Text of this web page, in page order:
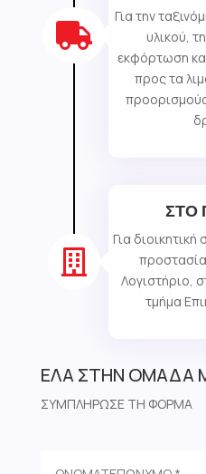

Για την
υλικού,
εκφόρτωση
προς τα

ΣΤΟ
Για
Λογιστήριο,
τμήμα
ΕΛΑ ΣΤΗΝ ΟΜΑΔΑ
ΣΥΜΠΛΗΡΩΣΕ ΤΗ ΦΟΡΜΑ